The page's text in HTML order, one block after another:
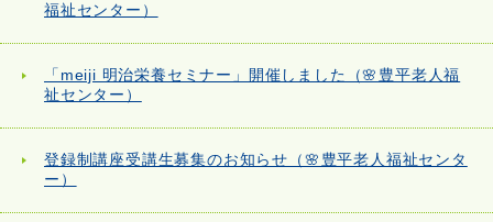
福祉センター）
「meiji 明治栄養セミナー」開催しました（🌸豊平老人福
祉センター）
登録制講座受講生募集のお知らせ（🌸豊平老人福祉センタ
ー）